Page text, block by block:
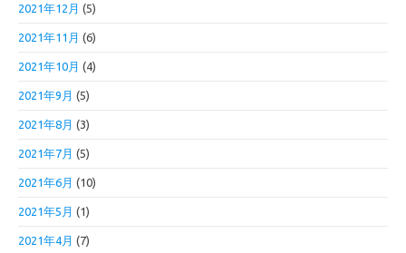
2021年12月 (5)
2021年11月 (6)
2021年10月 (4)
2021年9月 (5)
2021年8月 (3)
2021年7月 (5)
2021年6月 (10)
2021年5月 (1)
2021年4月 (7)